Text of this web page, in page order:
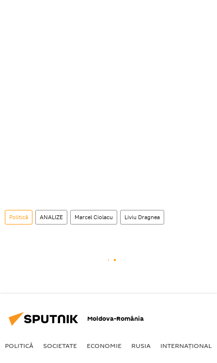
Politică ANALIZE Marcel Ciolacu Liviu Dragnea
Moldova-România
POLITICĂ SOCIETATE ECONOMIE RUSIA INTERNAŢIONAL